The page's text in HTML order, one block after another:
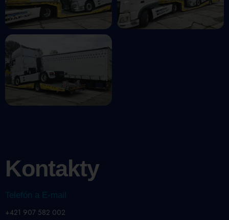
Kontakty
Telefón a E-mail
+421 907 582 002